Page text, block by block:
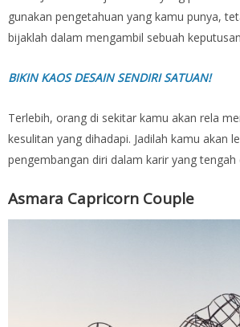
gunakan pengetahuan yang kamu punya,
bijaklah dalam mengambil sebuah
BIKIN KAOS DESAIN SENDIRI SATUAN!
Terlebih, orang di sekitar kamu akan rela
kesulitan yang dihadapi. Jadilah kamu akan
pengembangan diri dalam karir yang tengah
Asmara Capricorn Couple